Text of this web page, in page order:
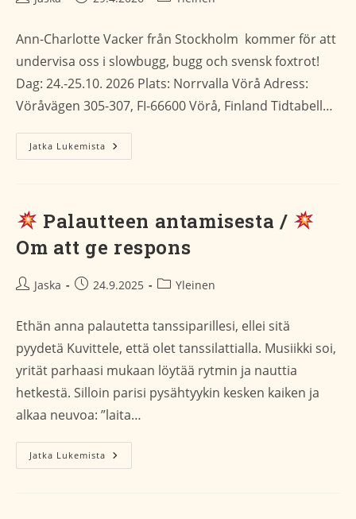
Ann-Charlotte Vacker från Stockholm kommer för att
undervisa oss i slowbugg, bugg och svensk foxtrot!
Dag: 24.-25.10. 2026 Plats: Norrvalla Vörå Adress:
Vöråvägen 305-307, FI-66600 Vörå, Finland Tidtabell…
Jatka Lukemista Ann-
Charlotte
Palautteen antamisesta /
Om att ge respons
Artikkelin
Jaska
Artikkeli
24.9.2025
Artikkelin
Yleinen
Ethän anna palautetta tanssiparillesi, ellei sitä
pyydetä Kuvittele, että olet tanssilattialla. Musiikki soi,
yrität parhaasi mukaan löytää rytmin ja nauttia
hetkestä. Silloin parisi pysähtyykin kesken kaiken ja
alkaa neuvoa: ”laita…
Jatka Lukemista
Palautteen